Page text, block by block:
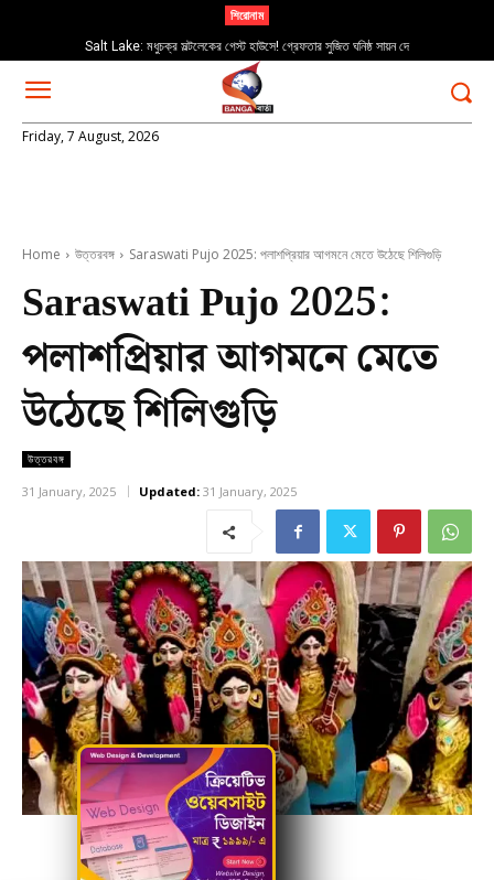
শিরোনাম
Salt Lake: মধুচক্র সল্টলেকের গেস্ট হাউসে! গ্রেফতার সুজিত ঘনিষ্ঠ সায়ন দে
Friday, 7 August, 2026
Home উত্তরবঙ্গ Saraswati Pujo 2025: পলাশপ্রিয়ার আগমনে মেতে উঠেছে শিলিগুড়ি
Saraswati Pujo 2025:
পলাশপ্রিয়ার আগমনে মেতে
উঠেছে শিলিগুড়ি
উত্তরবঙ্গ
31 January, 2025 Updated: 31 January, 2025